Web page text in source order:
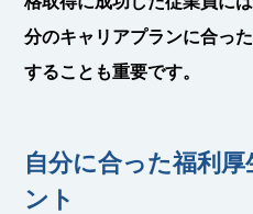
分のキャリアプランに合っ
することも重要です。
自分に合った福利
ント